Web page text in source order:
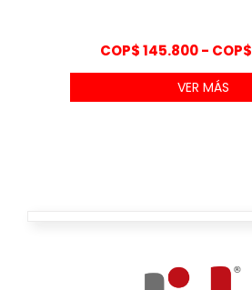
COP$145.800 - COP$
VER MÁS